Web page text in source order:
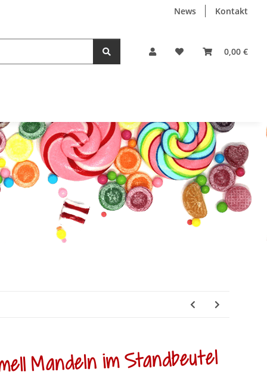
News Kontakt
0,00 €
Mandeln im Standbeutel